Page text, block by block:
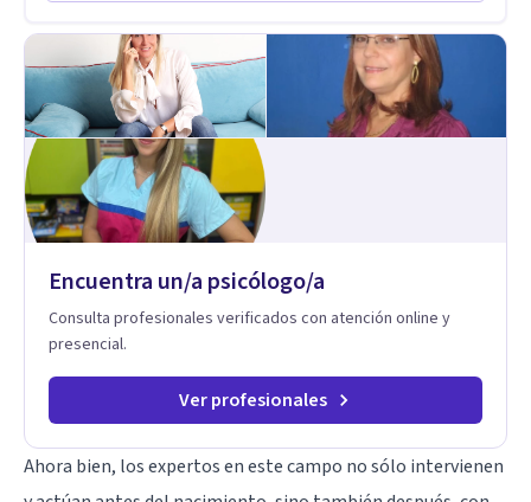
Encuentra un/a psicólogo/a
Consulta profesionales verificados con atención online y
presencial.
Ver profesionales
Ahora bien, los expertos en este campo no sólo intervienen